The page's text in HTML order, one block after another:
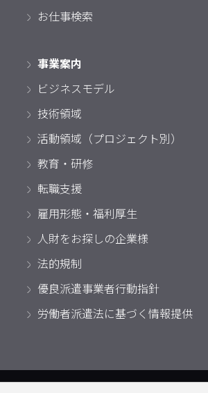
お仕事検索
事業案内
ビジネスモデル
技術領域
活動領域（プロジェクト別）
教育・研修
転職支援
雇用形態・福利厚生
人財をお探しの企業様
法的規制
優良派遣事業者行動指針
労働者派遣法に基づく情報提供